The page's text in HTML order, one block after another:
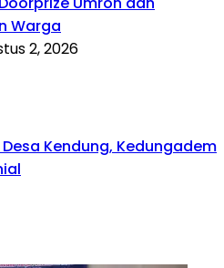
Warga
2, 2026
Kendung, Kedungadem